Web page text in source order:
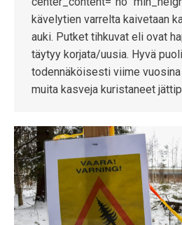
kävelytien varrelta kaivetaan
auki. Putket tihkuvat eli ovat
täytyy korjata/uusia. Hyvä
todennäköisesti viime
muita kasveja kuristaneet